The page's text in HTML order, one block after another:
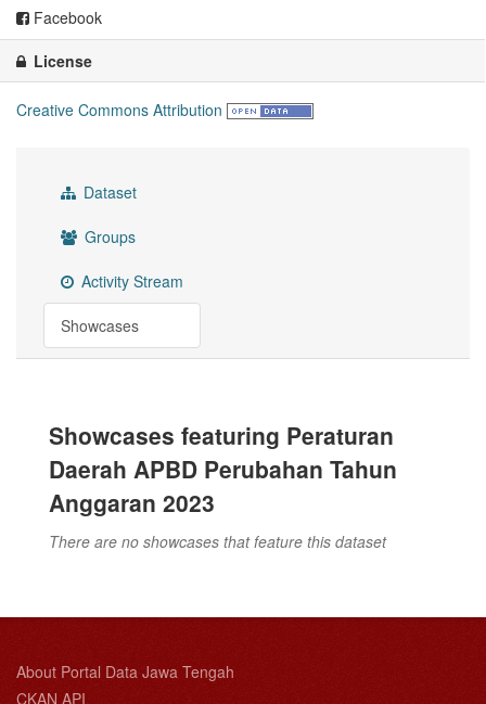
Facebook
License
Creative Commons Attribution
Dataset
Groups
Activity Stream
Showcases
Showcases featuring Peraturan
Daerah APBD Perubahan Tahun
Anggaran 2023
There are no showcases that feature this dataset
About Portal Data Jawa Tengah
CKAN API